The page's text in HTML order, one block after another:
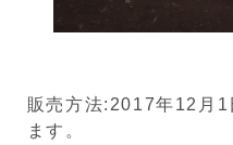
販売方法:2017年12月1
ます。